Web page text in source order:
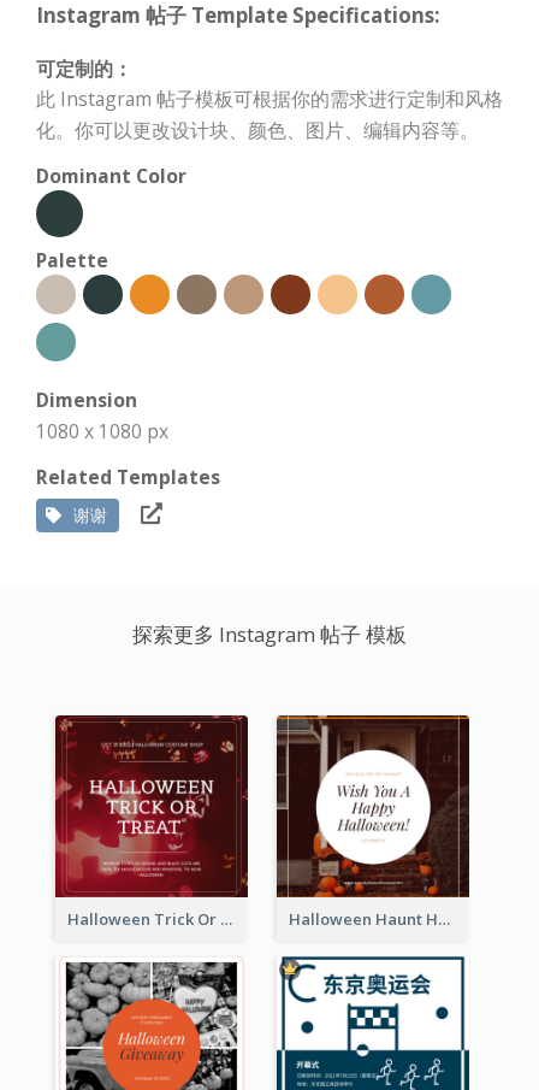
Instagram 帖子 Template Specifications:
可定制的：
此 Instagram 帖子模板可根据你的需求进行定制和风格
化。你可以更改设计块、颜色、图片、编辑内容等。
Dominant Color
Palette
Dimension
1080 x 1080 px
Related Templates
谢谢
探索更多 Instagram 帖子 模板
Halloween Trick Or Treat Instagram Post Halloween Haunt House Instagram Post